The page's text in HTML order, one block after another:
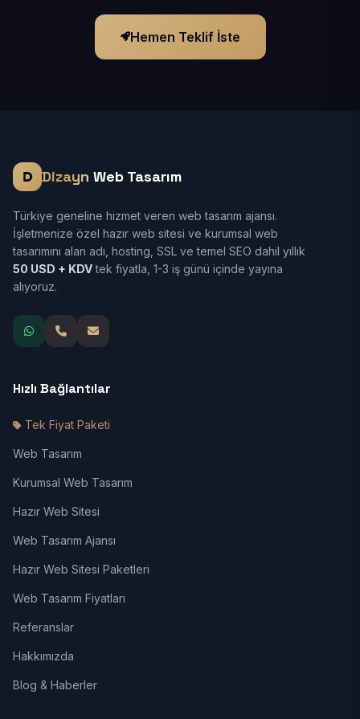
Hemen Teklif İste
Dizayn Web Tasarım
Türkiye geneline hizmet veren web tasarım ajansı.
İşletmenize özel hazır web sitesi ve kurumsal web
tasarımını alan adı, hosting, SSL ve temel SEO dahil yıllık
50 USD + KDVtek fiyatla, 1-3 iş günü içinde yayına
alıyoruz.
Hızlı Bağlantılar
Tek Fiyat Paketi
Web Tasarım
Kurumsal Web Tasarım
Hazır Web Sitesi
Web Tasarım Ajansı
Hazır Web Sitesi Paketleri
Web Tasarım Fiyatları
Referanslar
Hakkımızda
Blog & Haberler